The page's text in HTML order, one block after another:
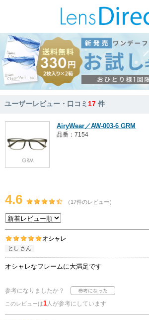
ユーザーレビュー・口コミ17 件
AiryWear／AW-003-6 GRM
品番：7154
4.6 （17件のレビュー）
オシャレ
とし さん
オシャレなフレームに大満足です
参考になりましたか？
このレビューは1人が参考にしています